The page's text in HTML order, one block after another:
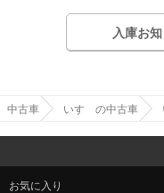
入庫お
中古車 いすゞの中古車
お気に入り